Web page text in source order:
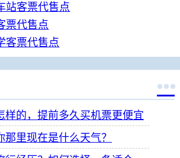
站客票代售点
票代售点
客票代售点

样的，提前多久买机票更便宜
里现在是什么天气？